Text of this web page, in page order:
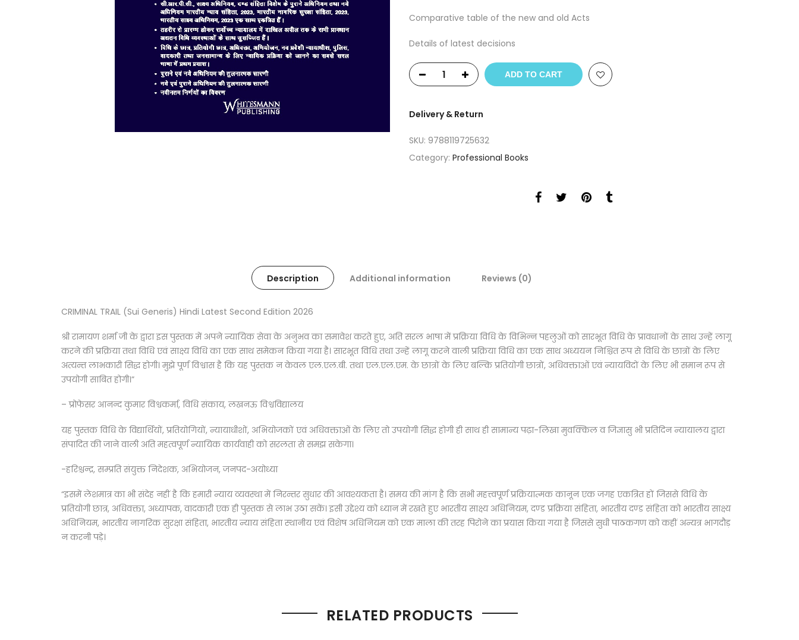
Comparative table of the new and old Acts
Details of latest decisions
ADD TO CART
Delivery & Return
SKU: 9788119725632
Category: Professional Books
Description Additional information Reviews (0)
CRIMINAL TRAIL (Sui Generis) Hindi Latest Second Edition 2026
श्री रामायण शर्मा जी के द्वारा इस पुस्तक में अपने न्यायिक सेवा के अनुभव का समावेश करते हुए, अति सरल भाषा में प्रक्रिया विधि के विभिन्न पहलुओं को सारभूत विधि के प्रावधानों के साथ उन्हें लागू
करने की प्रक्रिया तथा विधि एवं साक्ष्य विधि का एक साथ समेकन किया गया है। सारभूत विधि तथा उन्हें लागू करने वाली प्रक्रिया विधि का एक साथ अध्ययन निश्चित रूप से विधि के छात्रों के लिए
अत्यन्त लाभकारी सिद्ध होगी। मुझे पूर्ण विश्वास है कि यह पुस्तक न केवल एल.एल.बी. तथा एल.एल.एम. के छात्रों के लिए बल्कि प्रतियोगी छात्रों, अधिवक्ताओं एवं न्यायविदों के लिए भी समान रूप से
उपयोगी साबित होगी।”
– प्रोफेसर आनन्द कुमार विश्वकर्मा, विधि संकाय, लखनऊ विश्वविद्यालय
यह पुस्तक विधि के विद्यार्थियों, प्रतियोगियों, न्यायाधीशों, अभियोजकों एवं अधिवक्ताओं के लिए तो उपयोगी सिद्ध होगी ही साथ ही सामान्य पढ़ा-लिखा मुवक्किल व जिज्ञासु भी प्रतिदिन न्यायालय द्वारा
संपादित की जाने वाली अति महत्वपूर्ण न्यायिक कार्यवाही को सरलता से समझ सकेगा।
-हरिश्चन्द्र, सम्प्रति संयुक्त निदेशक, अभियोजन, जनपद-अयोध्या
“इसमें लेशमात्र का भी संदेह नहीं है कि हमारी न्याय व्यवस्था में निरन्तर सुधार की आवश्यकता है। समय की मांग है कि सभी महत्त्वपूर्ण प्रक्रियात्मक कानून एक जगह एकत्रित हों जिससे विधि के
प्रतियोगी छात्र, अधिवक्ता, अध्यापक, वादकारी एक ही पुस्तक से लाभ उठा सकें। इसी उद्देश्य को ध्यान में रखते हुए भारतीय साक्ष्य अधिनियम, दण्ड प्रक्रिया संहिता, भारतीय दण्ड संहिता को भारतीय साक्ष्य
अधिनियम, भारतीय नागरिक सुरक्षा संहिता, भारतीय न्याय संहिता स्थानीय एवं विशेष अधिनियम को एक माला की तरह पिरोने का प्रयास किया गया है जिससे सुधी पाठकगण को कहीं अन्यत्र भागदौड़
न करनी पड़े।
RELATED PRODUCTS